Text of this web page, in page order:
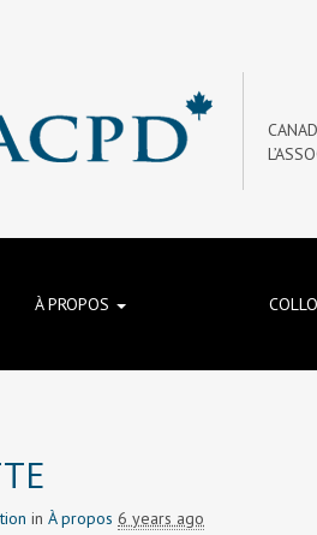
À PROPOS
in À propos 6 years ago